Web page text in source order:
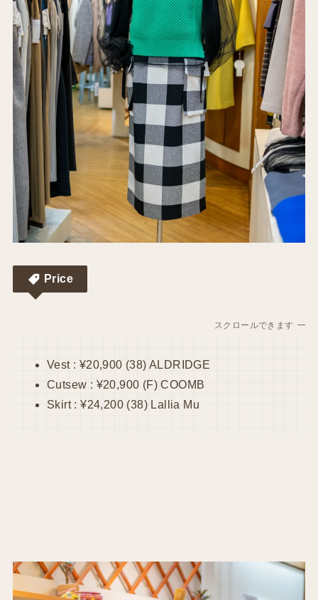
Price
スクロールできます
Vest : ¥20,900 (38) ALDRIDGE
Cutsew : ¥20,900 (F) COOMB
Skirt : ¥24,200 (38) Lallia Mu